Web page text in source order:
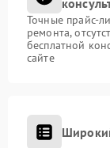
Точные прайс-
ремонта,
бесплатной
сайте